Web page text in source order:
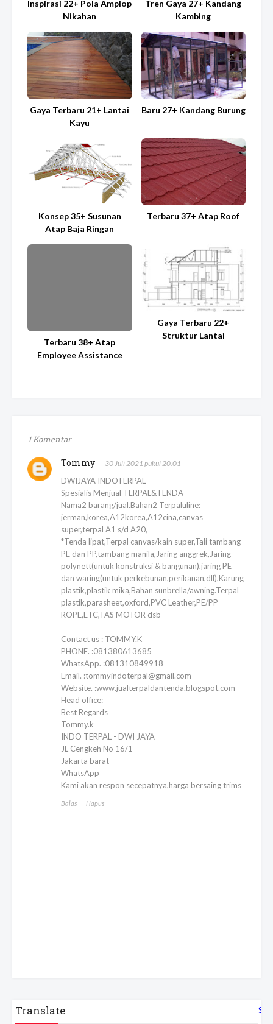
Inspirasi 22+ Pola Amplop
Nikahan
Tren Gaya 27+ Kandang
Kambing
Gaya Terbaru 21+ Lantai
Kayu
Baru 27+ Kandang Burung
Konsep 35+ Susunan
Atap Baja Ringan
Terbaru 37+ Atap Roof
Terbaru 38+ Atap
Employee Assistance
Gaya Terbaru 22+
Struktur Lantai
1 Komentar
Tommy 30 Juli 2021 pukul 20.01
DWIJAYA INDOTERPAL
Spesialis Menjual TERPAL&TENDA
Nama2 barang/jual.Bahan2 Terpaluline:
jerman,korea,A12korea,A12cina,canvas
super,terpal A1 s/d A20,
*Tenda lipat,Terpal canvas/kain super,Tali tambang
PE dan PP,tambang manila,Jaring anggrek,Jaring
polynett(untuk konstruksi & bangunan),jaring PE
dan waring(untuk perkebunan,perikanan,dll),Karung
plastik,plastik mika,Bahan sunbrella/awning.Terpal
plastik,parasheet,oxford,PVC Leather,PE/PP
ROPE,ETC,TAS MOTOR dsb
Contact us : TOMMY.K
PHONE. :081380613685
WhatsApp. :081310849918
Email. :tommyindoterpal@gmail.com
Website. :www.jualterpaldantenda.blogspot.com
Head office:
Best Regards
Tommy.k
INDO TERPAL - DWI JAYA
JL Cengkeh No 16/1
Jakarta barat
WhatsApp
Kami akan respon secepatnya,harga bersaing trims
Balas Hapus
Translate